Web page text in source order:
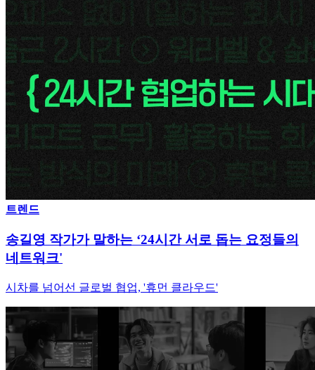
트렌드
송길영 작가가 말하는 ‘24시간 서로 돕는 요정들의
네트워크'
시차를 넘어선 글로벌 협업, '휴먼 클라우드'